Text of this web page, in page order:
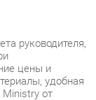
цены и
удобная
от
с учетом
офиса